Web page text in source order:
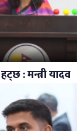
: मन्त्री यादव